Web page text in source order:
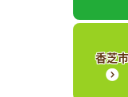
香芝市